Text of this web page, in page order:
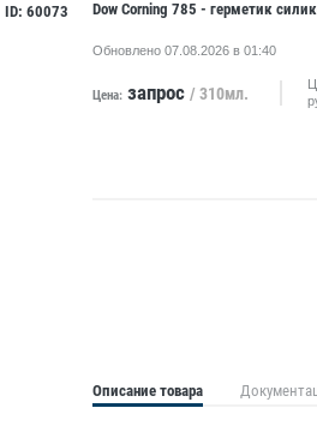
ID: 60073 Dow Corning 785 - герметик
Обновлено 07.08.2026 в 01:40
Цена: запрос / 310мл.
Описание товара